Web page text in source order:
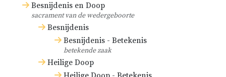
Besnijdenis en Doop
sacrament van de wedergeboorte
Besnijdenis
Besnijdenis - Betekenis
betekende zaak
Heilige Doop